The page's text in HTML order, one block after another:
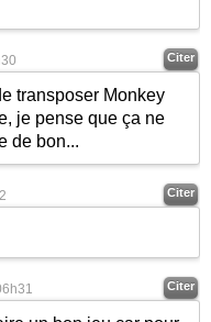
Citer
transposer Monkey
je pense que ça ne
de bon...
Citer
Citer